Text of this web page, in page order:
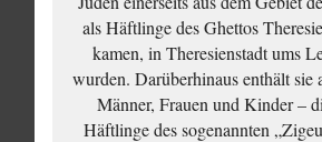
als Häftlinge des Ghettos
kamen, in Theresienstadt ums
wurden. Darüberhinaus enthält
Männer, Frauen und Kinder –
Häftlinge des sogenannten